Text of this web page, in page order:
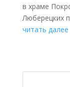
в храме
Люберецких
читать далее